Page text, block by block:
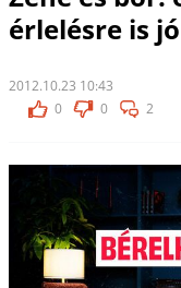
érlelésre is jó
2012.10.23 10:43
0
0 2